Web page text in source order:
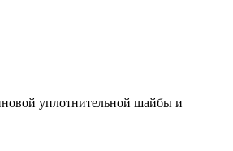
уплотнительной шайбы и